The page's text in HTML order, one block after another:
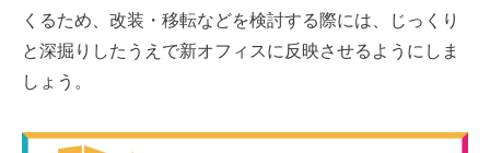
くるため、改装・移転などを検討する際には、じっくり
と深掘りしたうえで新オフィスに反映させるようにしま
しょう。